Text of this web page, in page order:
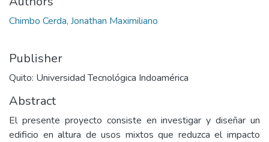
Chimbo Cerda, Jonathan Maximiliano
Publisher
Quito: Universidad Tecnológica Indoamérica
Abstract
El presente proyecto consiste en investigar y diseñar un
edificio en altura de usos mixtos que reduzca el impacto